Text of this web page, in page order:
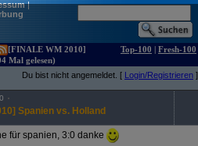
|
[FINALE WM 2010]
Mal gelesen)
Top-100 | Fresh-100
Du bist nicht angemeldet. [ Login/Registrieren ]
Spanien vs. Holland
für spanien, 3:0 danke